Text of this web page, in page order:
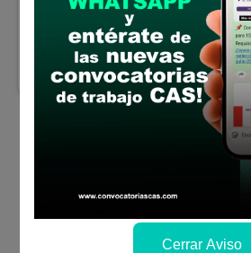
Se solicitó:
Sueldo:1514
Finalizó el:13/03/
Más información
Cerrar Aviso